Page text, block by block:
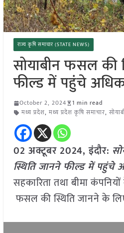
राज्य कृषि समाचार (STATE NEWS)
सोयाबीन फसल की
फील्ड में पहुंचे
October 2, 2024
1 min read
मध्य प्रदेश, मध्य प्रदेश कृषि समाचार,
02 अक्टूबर 2024, इंदौर:
स्थिति जानने फील्ड में पहुंचे
सहकारिता तथा बीमा
फसल की स्थिति जानने के